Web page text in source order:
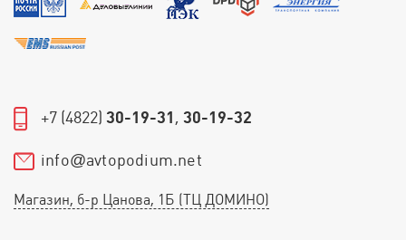
+7 (4822) 30-19-31, 30-19-32
info@avtopodium.net
Магазин, б-р Цанова, 1Б (ТЦ ДОМИНО)